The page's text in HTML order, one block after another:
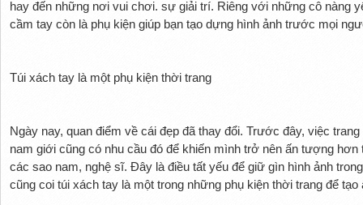
hay đến những nơi vui chơi. sự giải trí. Riêng với những cô nàng
cầm tay còn là phụ kiện giúp bạn tạo dựng hình ảnh trước mọi
Túi xách tay là một phụ kiện thời trang
Ngày nay, quan điểm về cái đẹp đã thay đổi. Trước đây, việc
nam giới cũng có nhu cầu đó để khiến mình trở nên ấn tượng hơn
các sao nam, nghệ sĩ. Đây là điều tất yếu để giữ gìn hình ảnh
cũng coi túi xách tay là một trong những phụ kiện thời trang để